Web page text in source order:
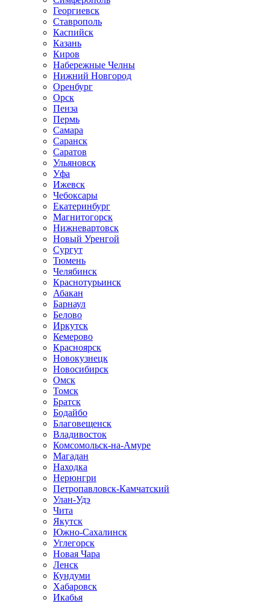
Георгиевск
Ставрополь
Каспийск
Казань
Киров
Набережные Челны
Нижний Новгород
Оренбург
Орск
Пенза
Пермь
Самара
Саранск
Саратов
Ульяновск
Уфа
Ижевск
Чебоксары
Екатеринбург
Магнитогорск
Нижневартовск
Новый Уренгой
Сургут
Тюмень
Челябинск
Краснотурьинск
Абакан
Барнаул
Белово
Иркутск
Кемерово
Красноярск
Новокузнецк
Новосибирск
Омск
Томск
Братск
Бодайбо
Благовещенск
Владивосток
Комсомольск-на-Амуре
Магадан
Находка
Нерюнгри
Петропавловск-Камчатский
Улан-Удэ
Чита
Якутск
Южно-Сахалинск
Углегорск
Новая Чара
Ленск
Кундуми
Хабаровск
Икабья